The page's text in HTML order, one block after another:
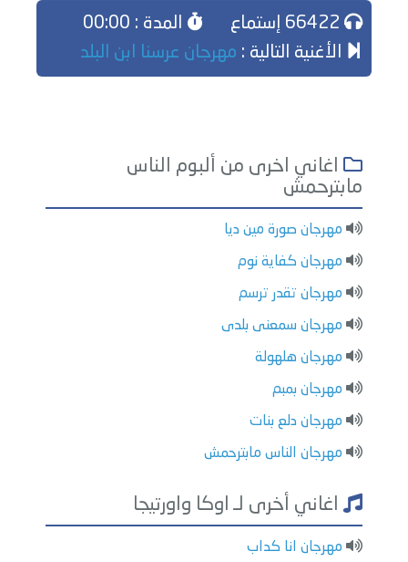
المدة : 00:00
الأغنية التالية : مهرجان عرسنا ابن البلد
اغاني اخرى من ألبوم الناس
مابترحمش
مهرجان صورة مين ديا
مهرجان كفاية نوم
مهرجان تقدر ترسم
مهرجان سمعنى بلدى
مهرجان هلهولة
مهرجان بمبم
مهرجان دلع بنات
مهرجان الناس مابترحمش
اغاني أخرى لـ اوكا واورتيجا
مهرجان انا كداب